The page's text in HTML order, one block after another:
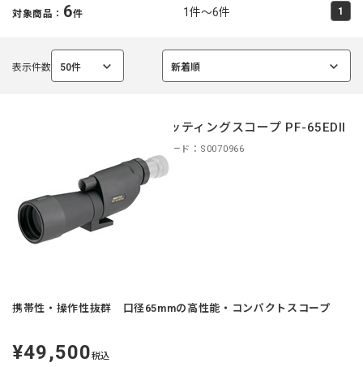
対象商品： 6件 1件～6件 1
表示件数 50件
選
新着順
選
スポッティングスコープ PF-65EDII
商品コード：S0070966
携帯性・操作性抜群 口径65mmの高性能・コンパクトスコープ
定
価
¥49,500税込